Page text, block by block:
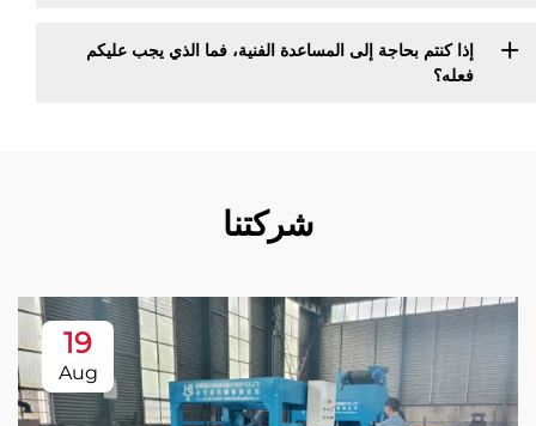
إذا كنتم بحاجة إلى المساعدة الفنية، فما الذي يجب عليكم
فعله؟
شركتنا
19
Aug